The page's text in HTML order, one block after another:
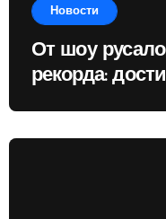
Новости
От шоу
рекорда: